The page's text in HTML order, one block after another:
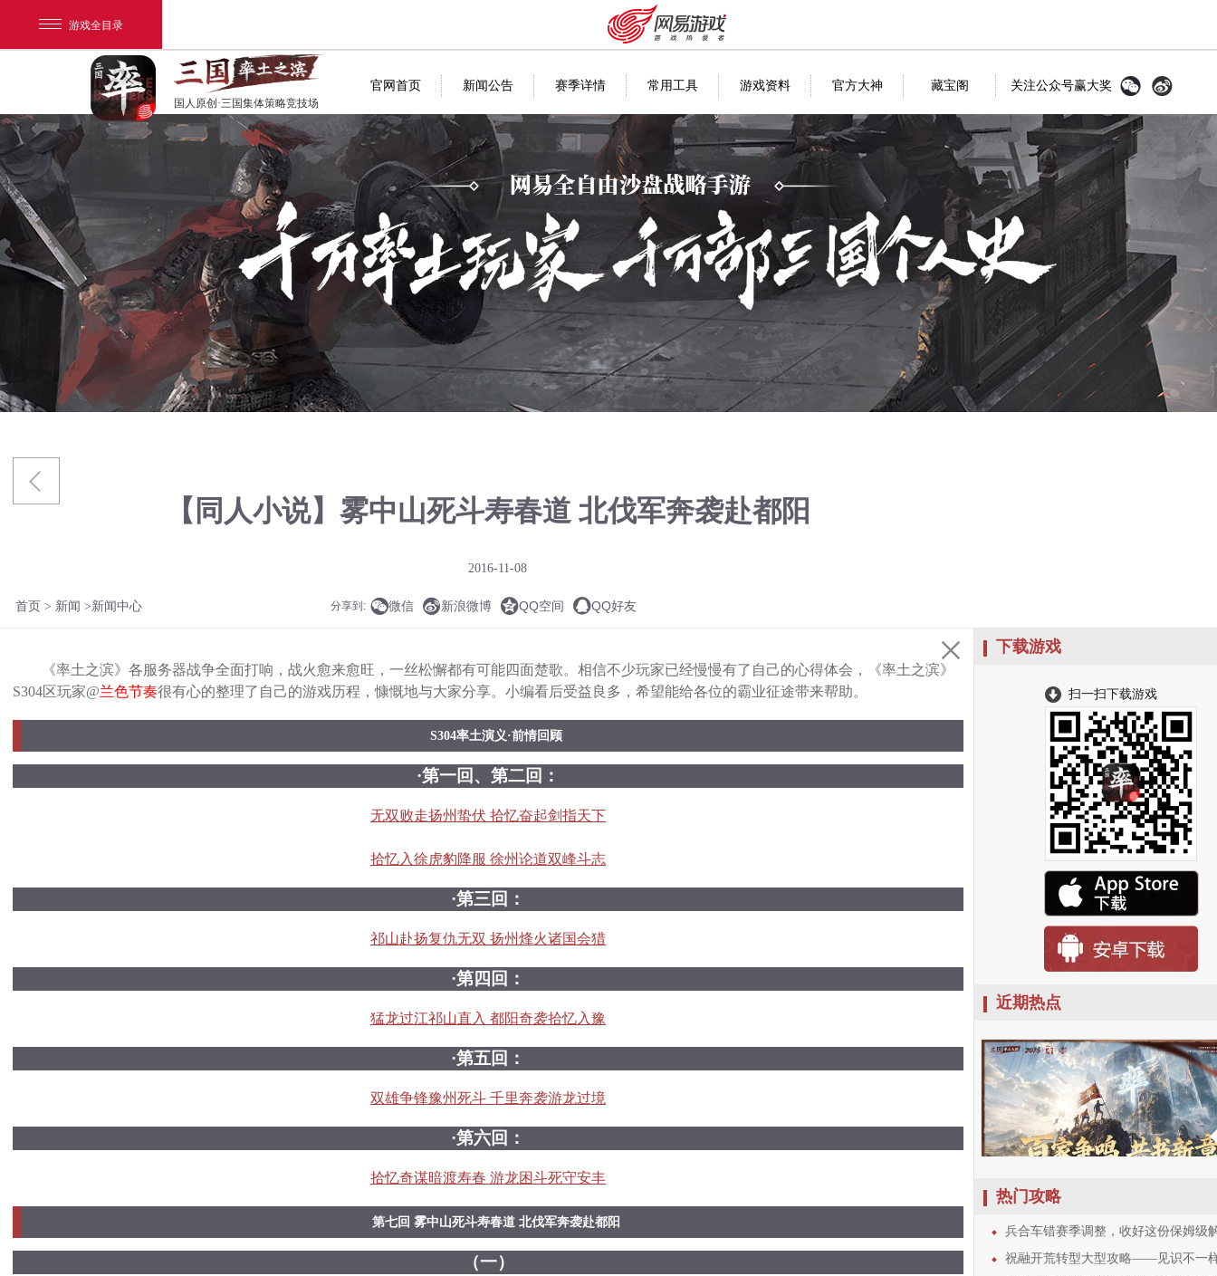
游戏全目录
网易游戏
游戏爱好者
我的足迹： 率土之滨
安卓充值 客服中心
国人原创·三国集体策略竞技场
官网首页 新闻公告 赛季详情 常用工具 游戏资料 官方大神 藏宝阁 关注公众号赢大奖
【同人小说】雾中山死斗寿春道 北伐军奔袭赴都阳
2016-11-08
首页 > 新闻 >新闻中心 分享到: 微信 新浪微博 QQ空间 QQ好友
《率土之滨》各服务器战争全面打响，战火愈来愈旺，一丝松懈都有可能四面楚歌。相信不少玩家已经慢慢有了自己的心得体会，《率土之滨》
S304区玩家@兰色节奏很有心的整理了自己的游戏历程，慷慨地与大家分享。小编看后受益良多，希望能给各位的霸业征途带来帮助。
S304率土演义·前情回顾
·第一回、第二回：
无双败走扬州蛰伏 拾忆奋起剑指天下
拾忆入徐虎豹降服 徐州论道双峰斗志
·第三回：
祁山赴扬复仇无双 扬州烽火诸国会猎
·第四回：
猛龙过江祁山直入 都阳奇袭拾忆入豫
·第五回：
双雄争锋豫州死斗 千里奔袭游龙过境
·第六回：
拾忆奇谋暗渡寿春 游龙困斗死守安丰
第七回 雾中山死斗寿春道 北伐军奔袭赴都阳
（一）
下载游戏
扫一扫下载游戏
近期热点
热门攻略
兵合车错赛季调整，收好这份保姆级解读和
祝融开荒转型大型攻略——见识不一样的“攻其不备